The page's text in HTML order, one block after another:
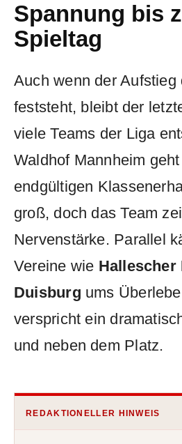
Spannung bis
Spieltag
Auch wenn der Aufstieg
feststeht, bleibt der
viele Teams der Liga
Waldhof Mannheim
endgültigen
groß, doch das Team
Nervenstärke. Parallel
Vereine wie Hallescher
Duisburg ums
verspricht ein
und neben dem Platz.
REDAKTIONELLER HINWEIS